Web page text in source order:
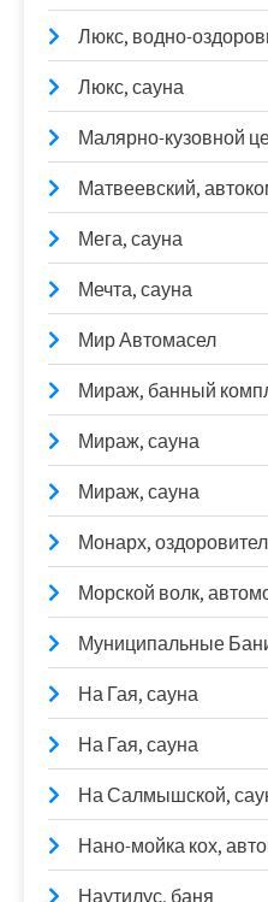
Люкс, водно-
Люкс, сауна
Малярно-кузовной
Матвеевский,
Мега, сауна
Мечта, сауна
Мир Автомасел
Мираж, банный
Мираж, сауна
Мираж, сауна
Монарх,
Морской волк,
Муниципальные
На Гая, сауна
На Гая, сауна
На Салмышской,
Нано-мойка кох,
Наутилус, баня